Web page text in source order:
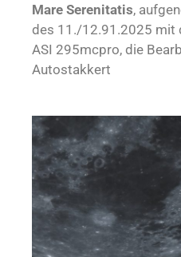
Mare Serenitatis,
des 11./12.91.2025 mit
ASI 295mcpro, die
Autostakkert